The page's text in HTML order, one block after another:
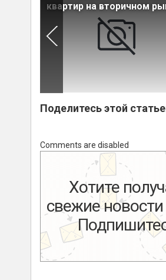
квартир на вторичном
Поделитесь этой
Comments are disabled
Хотите
свежие новости